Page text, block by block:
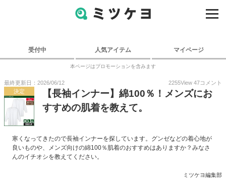
受付中 人気アイテム マイページ
本ページはプロモーションを含みます
最終更新日：2026/06/12 2255View 47コメント
決定
【長袖インナー】綿100％！メンズにお
すすめの肌着を教えて。
寒くなってきたので長袖インナーを探しています。グンゼなどの着心地が
良いものや、メンズ向けの綿100％肌着のおすすめはありますか？みなさ
んのイチオシを教えてください。
ミツケヨ編集部